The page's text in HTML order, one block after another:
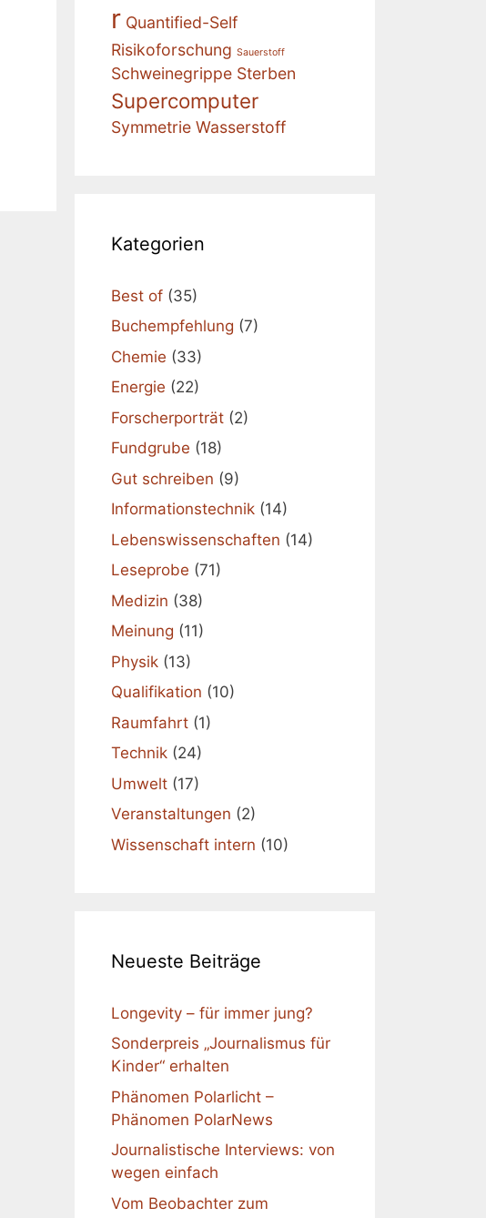
r Quantified-Self
Risikoforschung Sauerstoff
Schweinegrippe Sterben
Supercomputer
Symmetrie Wasserstoff
Kategorien
Best of (35)
Buchempfehlung (7)
Chemie (33)
Energie (22)
Forscherporträt (2)
Fundgrube (18)
Gut schreiben (9)
Informationstechnik (14)
Lebenswissenschaften (14)
Leseprobe (71)
Medizin (38)
Meinung (11)
Physik (13)
Qualifikation (10)
Raumfahrt (1)
Technik (24)
Umwelt (17)
Veranstaltungen (2)
Wissenschaft intern (10)
Neueste Beiträge
Longevity – für immer jung?
Sonderpreis „Journalismus für
Kinder“ erhalten
Phänomen Polarlicht –
Phänomen PolarNews
Journalistische Interviews: von
wegen einfach
Vom Beobachter zum